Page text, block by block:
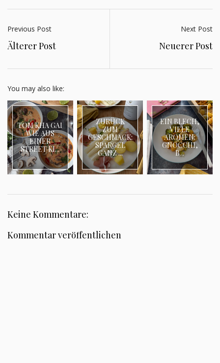
Previous Post
Älterer Post
Next Post
Neuerer Post
You may also like:
TOM KHA GAI
WIE AUS
EINER
STREET KI...
ZURÜCK
ZUM
GESCHMACK:
SPARGEL
GANZ ...
EIN BLECH,
VIELE
AROMEN:
GNOCCHI,
B...
Keine Kommentare:
Kommentar veröffentlichen